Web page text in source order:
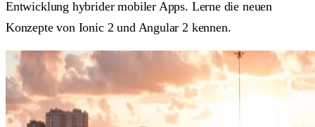
Entwicklung hybrider mobiler Apps. Lerne die neuen
Konzepte von Ionic 2 und Angular 2 kennen.